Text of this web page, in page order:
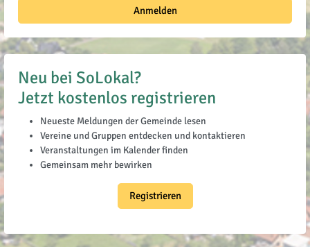
Anmelden
Neu bei SoLokal?
Jetzt kostenlos registrieren
Neueste Meldungen der Gemeinde lesen
Vereine und Gruppen entdecken und kontaktieren
Veranstaltungen im Kalender finden
Gemeinsam mehr bewirken
Registrieren